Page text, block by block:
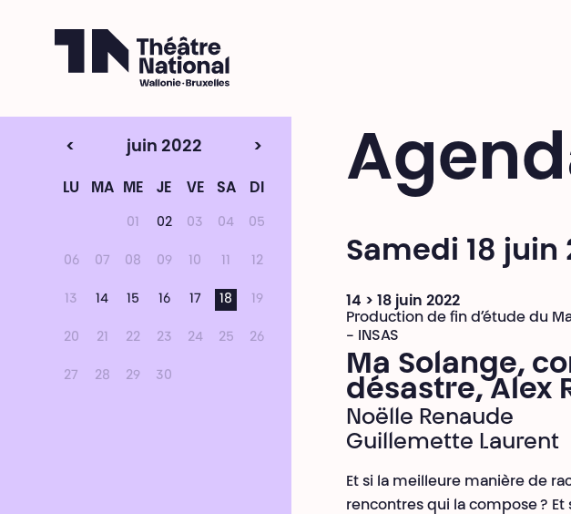
< juin 2022 >
LU MA ME JE VE SA DI
01 02 03 04 05
06 07 08 09 10 11 12
13 14 15 16 17 18 19
20 21 22 23 24 25 26
27 28 29 30
Samedi 18 juin
14 > 18 juin 2022
Production de fin d’étude du
- INSAS
Ma Solange,
désastre, Alex
Noëlle Renaude
Guillemette Laurent
Et si la meilleure manière de
rencontres qui la compose ?